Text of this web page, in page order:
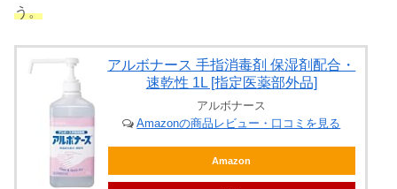
う。
アルボナース 手指消毒剤 保湿剤配合・
速乾性 1L [指定医薬部外品]
アルボナース
Amazonの商品レビュー・口コミを見る
Amazon